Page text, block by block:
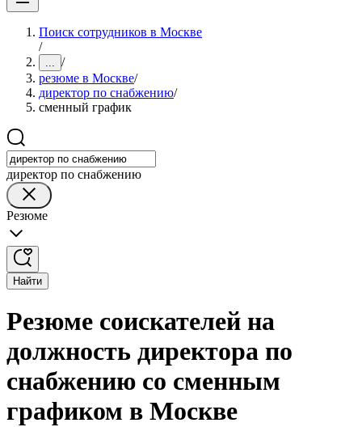
Поиск сотрудников в Москве
/
... /
резюме в Москве/
директор по снабжению/
сменный график
директор по снабжению
Резюме
Найти
Резюме соискателей на
должность директора по
снабжению со сменным
графиком в Москве